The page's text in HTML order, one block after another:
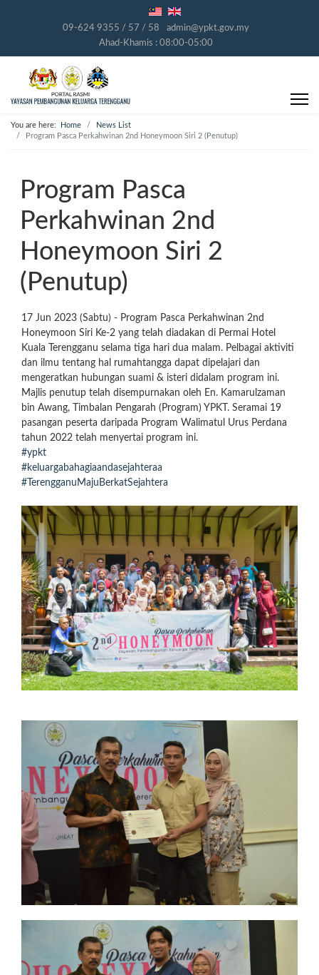
09-624 9355 / 57 / 58
admin@ypkt.gov.my
Ahad-Khamis : 08:00-05:00
You are here: Home
News List
Program Pasca Perkahwinan 2nd Honeymoon Siri 2 (Penutup)
Program Pasca
Perkahwinan 2nd
Honeymoon Siri 2
(Penutup)
17 Jun 2023 (Sabtu) - Program Pasca Perkahwinan 2nd
Honeymoon Siri Ke-2 yang telah diadakan di Permai Hotel
Kuala Terengganu selama tiga hari dua malam. Pelbagai aktiviti
dan ilmu tentang hal rumahtangga dapat dipelajari dan
mengeratkan hubungan suami & isteri didalam program ini.
Majlis penutup telah disempurnakan oleh En. Kamarulzaman
bin Awang, Timbalan Pengarah (Program) YPKT. Seramai 19
pasangan peserta daripada Program Walimatul Urus Perdana
tahun 2022 telah menyertai program ini.
#ypkt
#keluargabahagiaandasejahteraa
#TerengganuMajuBerkatSejahtera